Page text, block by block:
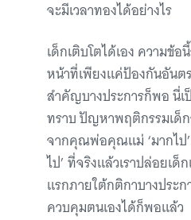
จะมีเวลาทองได้อย่างไร
เด็กเติบโตได้เอง ความข้
หน้าที่เพียงแค่ป้องกันอันต
สำคัญบางประการก็พอ นี่
ทราบ ปัญหาพฤติกรรมเด็
จากคุณพ่อคุณแม่ ‘มากไป
ไป’ ที่จริงแล้วเราปล่อยเด็
แรกภายใต้กติกาบางประก
ควบคุมตนเองได้ก็พอแล้ว